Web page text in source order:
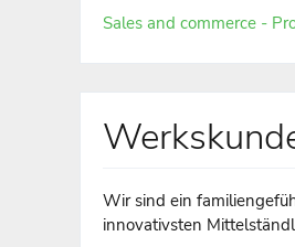
Sales and commerce -
Wir sind ein
innovativsten